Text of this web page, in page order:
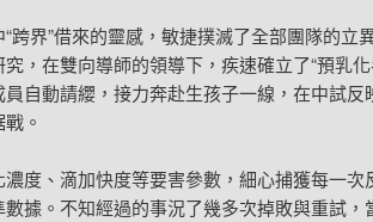
跨界”借來的靈感，敏捷撲滅了全部團隊的立
，在雙向導師的領導下，疾速確立了“預乳
自動請纓，接力奔赴生孩子一線，在中試反
。
度、滴加快度等要害參數，細心捕獲每一次
據。不知經過的事況了幾多次掉敗與重試，